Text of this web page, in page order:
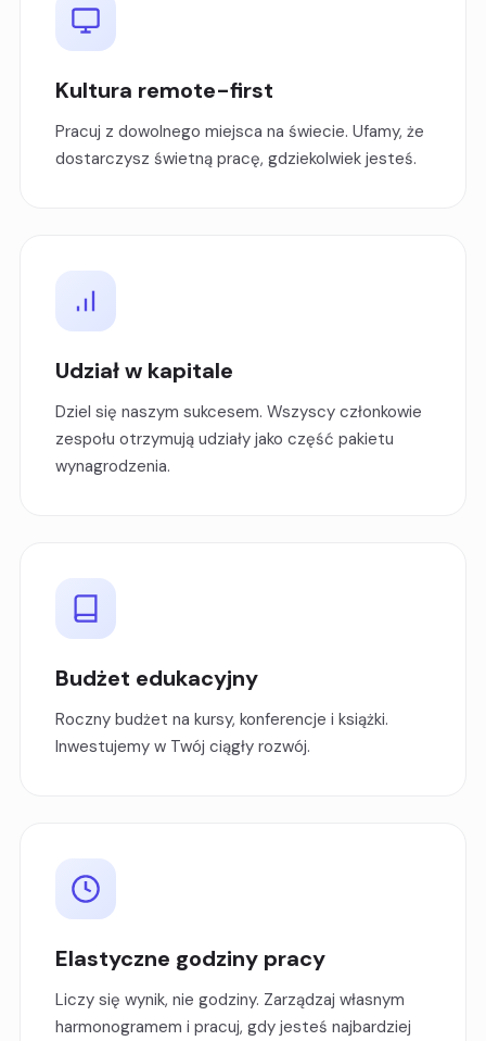
Kultura remote-first
Pracuj z dowolnego miejsca na świecie. Ufamy, że
dostarczysz świetną pracę, gdziekolwiek jesteś.
Udział w kapitale
Dziel się naszym sukcesem. Wszyscy członkowie
zespołu otrzymują udziały jako część pakietu
wynagrodzenia.
Budżet edukacyjny
Roczny budżet na kursy, konferencje i książki.
Inwestujemy w Twój ciągły rozwój.
Elastyczne godziny pracy
Liczy się wynik, nie godziny. Zarządzaj własnym
harmonogramem i pracuj, gdy jesteś najbardziej